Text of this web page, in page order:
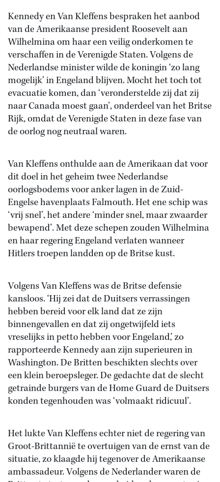
Kennedy en Van Kleffens bespraken het aanbod
van de Amerikaanse president Roosevelt aan
Wilhelmina om haar een veilig onderkomen te
verschaffen in de Verenigde Staten. Volgens de
Nederlandse minister wilde de koningin ‘zo lang
mogelijk’ in Engeland blijven. Mocht het toch tot
evacuatie komen, dan ‘veronderstelde zij dat zij
naar Canada moest gaan’, onderdeel van het Britse
Rijk, omdat de Verenigde Staten in deze fase van
de oorlog nog neutraal waren.
Van Kleffens onthulde aan de Amerikaan dat voor
dit doel in het geheim twee Nederlandse
oorlogsbodems voor anker lagen in de Zuid-
Engelse havenplaats Falmouth. Het ene schip was
‘vrij snel’, het andere ‘minder snel, maar zwaarder
bewapend’. Met deze schepen zouden Wilhelmina
en haar regering Engeland verlaten wanneer
Hitlers troepen landden op de Britse kust.
Volgens Van Kleffens was de Britse defensie
kansloos. ‘Hij zei dat de Duitsers verrassingen
hebben bereid voor elk land dat ze zijn
binnengevallen en dat zij ongetwijfeld iets
vreselijks in petto hebben voor Engeland,’ zo
rapporteerde Kennedy aan zijn superieuren in
Washington. De Britten beschikten slechts over
een klein beroepsleger. De gedachte dat de slecht
getrainde burgers van de Home Guard de Duitsers
konden tegenhouden was ‘volmaakt ridicuul’.
Het lukte Van Kleffens echter niet de regering van
Groot-Brittannië te overtuigen van de ernst van de
situatie, zo klaagde hij tegenover de Amerikaanse
ambassadeur. Volgens de Nederlander waren de